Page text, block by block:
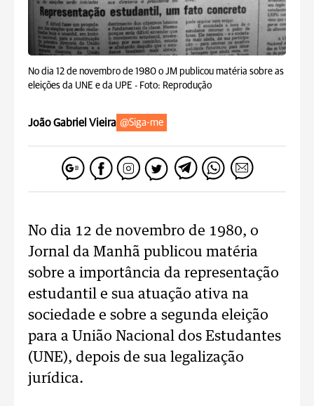
No dia 12 de novembro de 1980 o JM publicou matéria sobre as
eleições da UNE e da UPE - Foto: Reprodução
João Gabriel Vieira @Siga-me
No dia 12 de novembro de 1980, o
Jornal da Manhã publicou matéria
sobre a importância da representação
estudantil e sua atuação ativa na
sociedade e sobre a segunda eleição
para a União Nacional dos Estudantes
(UNE), depois de sua legalização
jurídica.